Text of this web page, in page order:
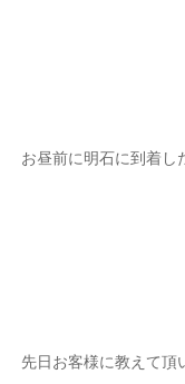
お昼前に明石に到着し
先日お客様に教えて頂